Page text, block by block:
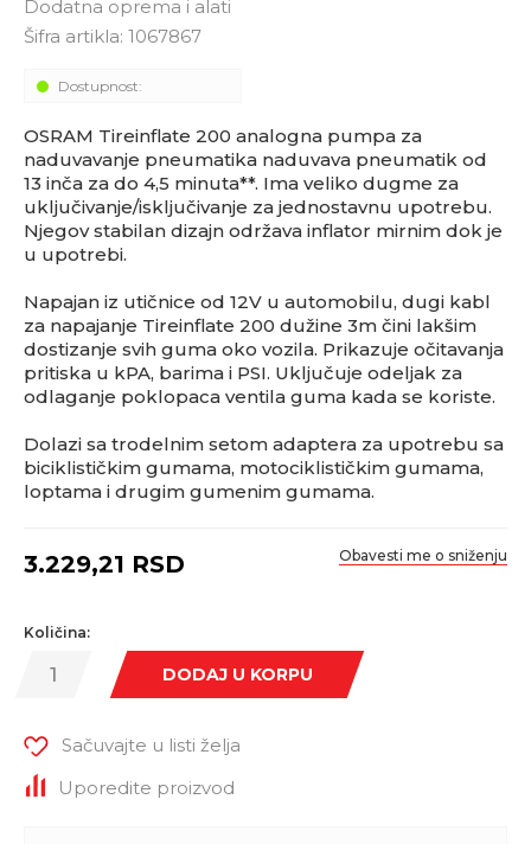
Dodatna oprema i alati
Šifra artikla: 1067867
Dostupnost:
OSRAM Tireinflate 200 analogna pumpa za
naduvavanje pneumatika naduvava pneumatik od
13 inča za do 4,5 minuta**. Ima veliko dugme za
uključivanje/isključivanje za jednostavnu upotrebu.
Njegov stabilan dizajn održava inflator mirnim dok je
u upotrebi.
Napajan iz utičnice od 12V u automobilu, dugi kabl
za napajanje Tireinflate 200 dužine 3m čini lakšim
dostizanje svih guma oko vozila. Prikazuje očitavanja
pritiska u kPA, barima i PSI. Uključuje odeljak za
odlaganje poklopaca ventila guma kada se koriste.
Dolazi sa trodelnim setom adaptera za upotrebu sa
biciklističkim gumama, motociklističkim gumama,
loptama i drugim gumenim gumama.
3.229,21 RSD Obavesti me o sniženju
Količina:
DODAJ U KORPU
Sačuvajte u listi želja
Uporedite proizvod